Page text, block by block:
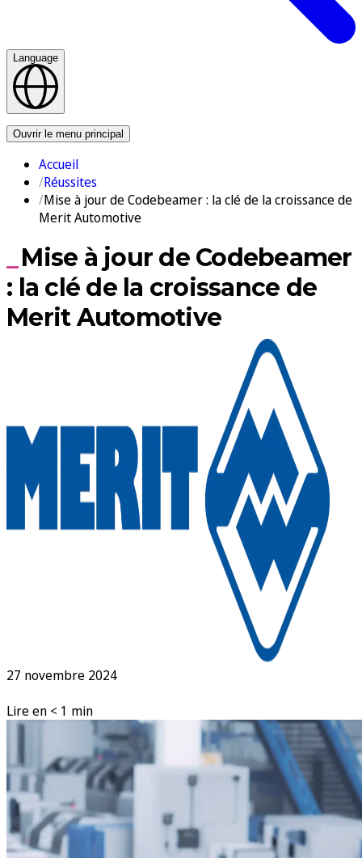
Language
Ouvrir le menu principal
Accueil
Réussites
Mise à jour de Codebeamer : la clé de la croissance de
Merit Automotive
Mise à jour de Codebeamer
: la clé de la croissance de
Merit Automotive
27 novembre 2024
Lire en < 1 min